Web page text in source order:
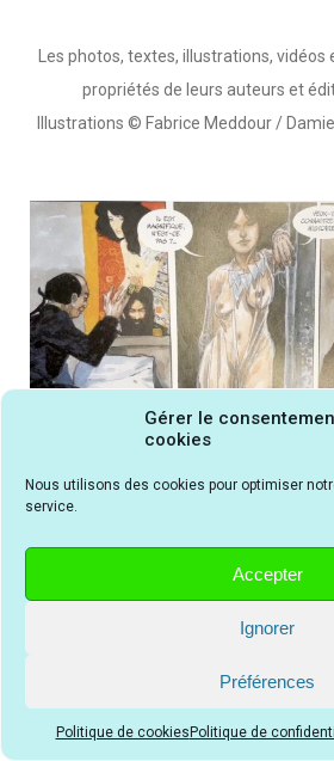
Gérer le
cookies
Nous utilisons des cookies pour optimiser
service.
Accepter
Ignorer
Préférences
Politique de cookies Politique de
Les photos, textes, illustrations, vidéos
propriétés de leurs auteurs et
Illustrations © Fabrice Meddour /
La BD San Francisco 1906
représente des femmes certaines
triomphante sur des hommes
V
sociauxFacebookou